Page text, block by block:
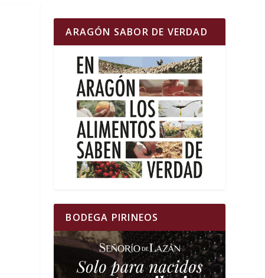
ARAGÓN SABOR DE VERDAD
BODEGA PIRINEOS